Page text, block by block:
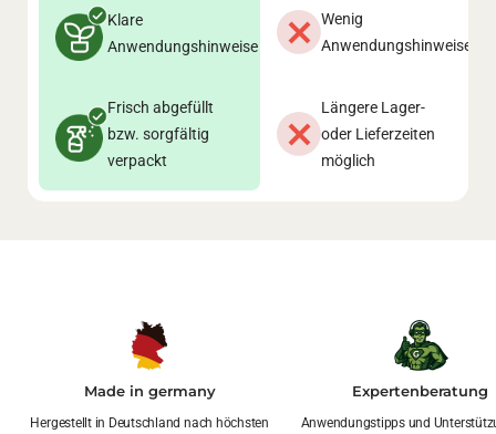
Klare
Anwendungshinweise
Wenig
Anwendungshinweise
Frisch abgefüllt
bzw. sorgfältig
verpackt
Längere Lager-
oder Lieferzeiten
möglich
Made in germany
Hergestellt in Deutschland nach höchsten
Expertenberatung
Anwendungstipps und